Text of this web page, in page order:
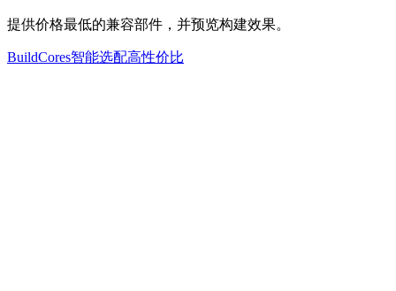
提供价格最低的兼容部件，并预览构建效果。
BuildCores智能选配高性价比